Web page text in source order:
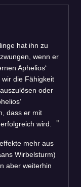
hat ihn zu
wenn er
Aphelios‘
die Fähigkeit
oder
dass er mit
wird.
mehr aus
Wirbelsturm)
aber weiterhin